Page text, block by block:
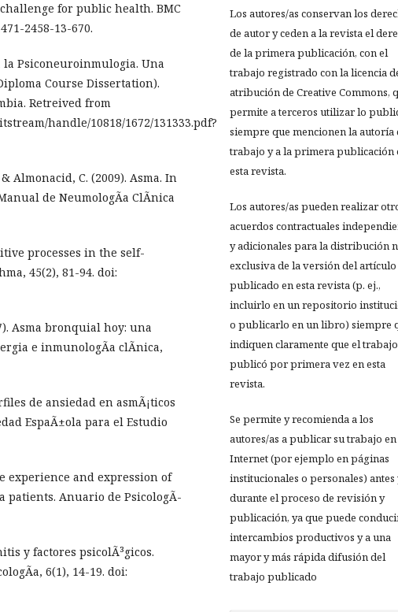
for public health. BMC
2458-13-670.
la Psiconeuroinmulogia. Una
Course Dissertation).
Retreived from
handle/10818/1672/131333.pdf?
Almonacid, C. (2009). Asma. In
de NeumologÃ­a ClÃ­nica
processes in the self-
45(2), 81-94. doi:
Asma bronquial hoy: una
e inmunologÃ­a clÃ­nica,
de ansiedad en asmÃ¡ticos
EspaÃ±ola para el Estudio
experience and expression of
patients. Anuario de PsicologÃ­
y factores psicolÃ³gicos.
6(1), 14-19. doi:
Los autores/as conservan los
de autor y ceden a la revista el
de la primera publicación, con el
trabajo registrado con la licencia
atribución de Creative Commons,
permite a terceros utilizar lo
siempre que mencionen la autoría
trabajo y a la primera publicación
esta revista.
Los autores/as pueden realizar
acuerdos contractuales
y adicionales para la distribución
exclusiva de la versión del artículo
publicado en esta revista (p. ej.,
incluirlo en un repositorio
o publicarlo en un libro) siempre
indiquen claramente que el
publicó por primera vez en esta
revista.
Se permite y recomienda a los
autores/as a publicar su trabajo en
Internet (por ejemplo en páginas
institucionales o personales) antes
durante el proceso de revisión y
publicación, ya que puede
intercambios productivos y a una
mayor y más rápida difusión del
trabajo publicado